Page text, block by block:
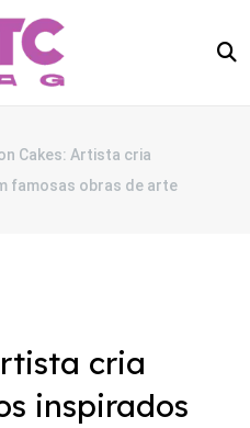
Cakes: Artista cria
famosas obras de arte
cria
inspirados